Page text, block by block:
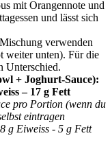
mit Orangennote und
und lässt sich
verwenden
weiter unten). Für die
Unterschied.
+ Joghurt-Sauce):
– 17 g Fett
pro Portion (wenn du
eintragen
g Eiweiss - 5 g Fett